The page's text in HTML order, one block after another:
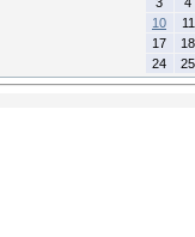
10
11
17
18
24
25